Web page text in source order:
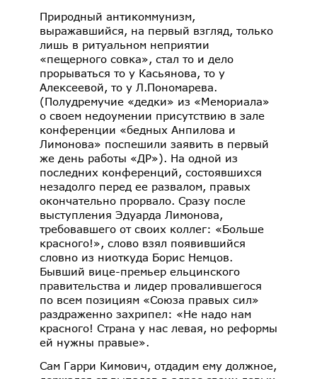
Природный антикоммунизм,
выражавшийся, на первый взгляд, только
лишь в ритуальном неприятии
«пещерного совка», стал то и дело
прорываться то у Касьянова, то у
Алексеевой, то у Л.Пономарева.
(Полудремучие «дедки» из «Мемориала»
о своем недоумении присутствию в зале
конференции «бедных Анпилова и
Лимонова» поспешили заявить в первый
же день работы «ДР»). На одной из
последних конференций, состоявшихся
незадолго перед ее развалом, правых
окончательно прорвало. Сразу после
выступления Эдуарда Лимонова,
требовавшего от своих коллег: «Больше
красного!», слово взял появившийся
словно из ниоткуда Борис Немцов.
Бывший вице-премьер ельцинского
правительства и лидер провалившегося
по всем позициям «Союза правых сил»
раздраженно захрипел: «Не надо нам
красного! Страна у нас левая, но реформы
ей нужны правые».
Сам Гарри Кимович, отдадим ему должное,